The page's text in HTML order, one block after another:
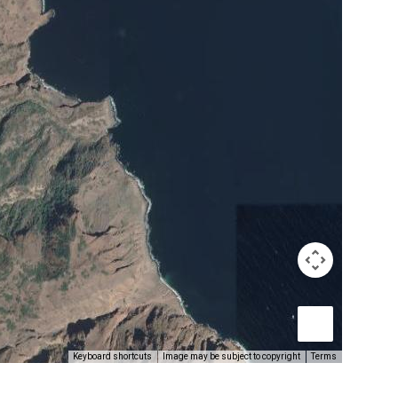
Keyboard shortcuts Image may be subject to copyright Terms